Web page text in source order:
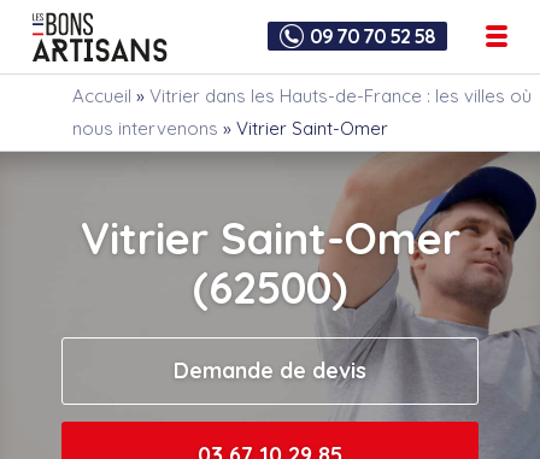
09 70 70 52 58
Accueil » Vitrier dans les Hauts-de-France : les villes où
nous intervenons » Vitrier Saint-Omer
Vitrier Saint-Omer
(62500)
Demande de devis